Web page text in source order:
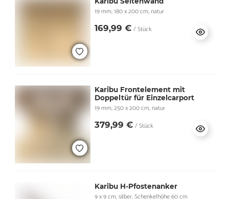
19 mm, 180 x 200 cm, natur
169,99 € / Stück
Karibu Frontelement mit
Doppeltür für Einzelcarport
19 mm, 250 x 200 cm, natur
379,99 € / Stück
Karibu H-Pfostenanker
9 x 9 cm, silber, Schenkelhöhe 60 cm